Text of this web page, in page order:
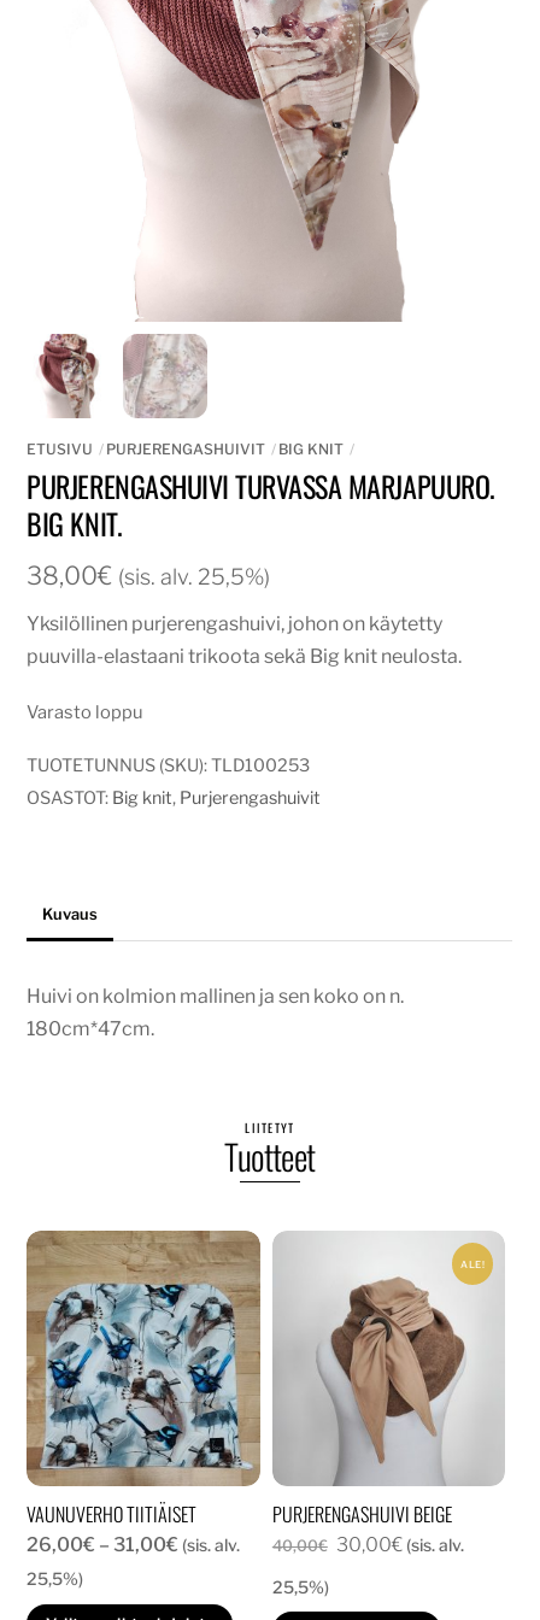
ETUSIVU PURJERENGASHUIVIT BIG KNIT
PURJERENGASHUIVI TURVASSA MARJAPUURO.
BIG KNIT.
38,00€ (sis. alv. 25,5%)
Yksilöllinen purjerengashuivi, johon on käytetty
puuvilla-elastaani trikoota sekä Big knit neulosta.
Varasto loppu
TUOTETUNNUS (SKU):TLD100253
OSASTOT: Big knit, Purjerengashuivit
Kuvaus
Huivi on kolmion mallinen ja sen koko on n.
180cm*47cm.
LIITETYT
Tuotteet
VAUNUVERHO TIITIÄISET
26,00€ – 31,00€ Hintaluokka:
-
(sis. alv.
25,5%)
ALE!
PURJERENGASHUIVI BEIGE
40,00€ Alkuperäinen
oli:
30,00€Nykyinen
on:
(sis. alv.
25,5%)